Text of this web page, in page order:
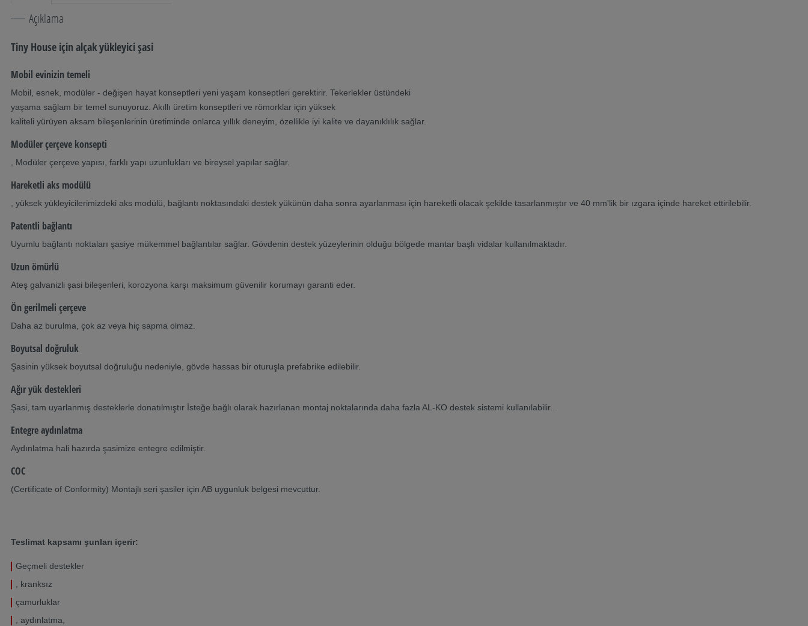
Açıklama
Tiny House için alçak yükleyici şasi
Mobil evinizin temeli
Mobil, esnek, modüler - değişen hayat konseptleri yeni yaşam konseptleri gerektirir. Tekerlekler üstündeki
yaşama sağlam bir temel sunuyoruz. Akıllı üretim konseptleri ve römorklar için yüksek
kaliteli yürüyen aksam bileşenlerinin üretiminde onlarca yıllık deneyim, özellikle iyi kalite ve dayanıklılık sağlar.
Modüler çerçeve konsepti
, Modüler çerçeve yapısı, farklı yapı uzunlukları ve bireysel yapılar sağlar.
Hareketli aks modülü
, yüksek yükleyicilerimizdeki aks modülü, bağlantı noktasındaki destek yükünün daha sonra ayarlanması için hareketli olacak şekilde tasarlanmıştır ve 40 mm'lik bir ızgara içinde hareket ettirilebilir.
Patentli bağlantı
Uyumlu bağlantı noktaları şasiye mükemmel bağlantılar sağlar. Gövdenin destek yüzeylerinin olduğu bölgede mantar başlı vidalar kullanılmaktadır.
Uzun ömürlü
Ateş galvanizli şasi bileşenleri, korozyona karşı maksimum güvenilir korumayı garanti eder.
Ön gerilmeli çerçeve
Daha az burulma, çok az veya hiç sapma olmaz.
Boyutsal doğruluk
Şasinin yüksek boyutsal doğruluğu nedeniyle, gövde hassas bir oturuşla prefabrike edilebilir.
Ağır yük destekleri
Şasi, tam uyarlanmış desteklerle donatılmıştır İsteğe bağlı olarak hazırlanan montaj noktalarında daha fazla AL-KO destek sistemi kullanılabilir..
Entegre aydınlatma
Aydınlatma hali hazırda şasimize entegre edilmiştir.
COC
(Certificate of Conformity) Montajlı seri şasiler için AB uygunluk belgesi mevcuttur.
Teslimat kapsamı şunları içerir:
Geçmeli destekler
, kranksız
çamurluklar
, aydınlatma,